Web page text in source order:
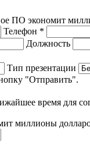
ПО экономит
Телефон *
Должность
Тип презентации
"Отправить".
время для
миллионы